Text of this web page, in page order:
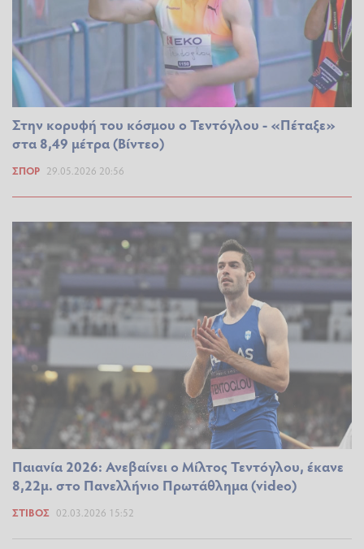
Στην κορυφή του κόσμου ο Τεντόγλου - «Πέταξε»
στα 8,49 μέτρα (Βίντεο)
ΣΠΟΡ 29.05.2026 20:56
Παιανία 2026: Ανεβαίνει ο Μίλτος Τεντόγλου, έκανε
8,22μ. στο Πανελλήνιο Πρωτάθλημα (video)
ΣΤΊΒΟΣ 02.03.2026 15:52